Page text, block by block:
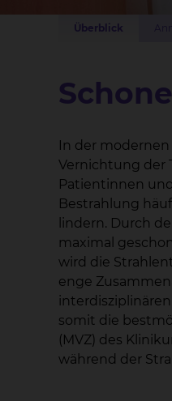
Überblick
In der
Vernichtung der
Patientinnen
Bestrahlung
lindern. Durch
maximal
wird die
enge
somit die
(MVZ) des
während der